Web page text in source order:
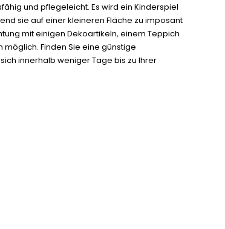
und pflegeleicht. Es wird ein Kinderspiel
sie auf einer kleineren Fläche zu imposant
mit einigen Dekoartikeln, einem Teppich
Finden Sie eine günstige
innerhalb weniger Tage bis zu Ihrer